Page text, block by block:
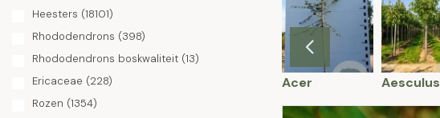
Heesters (18101)
Rhododendrons (398)
Rhododendrons boskwaliteit (13)
Ericaceae (228)
Rozen (1354)
Cladrastis Acer Aesculus